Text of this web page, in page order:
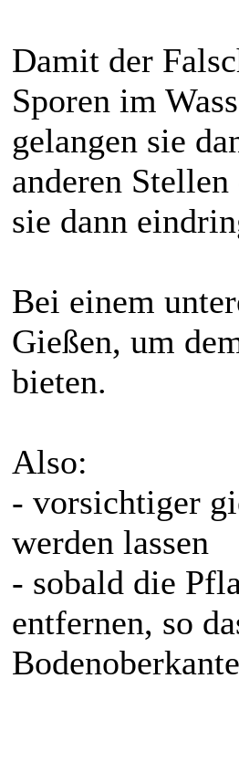
Damit der
Sporen im
gelangen sie
anderen
sie dann
Bei einem
Gießen, um
bieten.
Also:
- vorsichtiger
werden lassen
- sobald die
entfernen, so